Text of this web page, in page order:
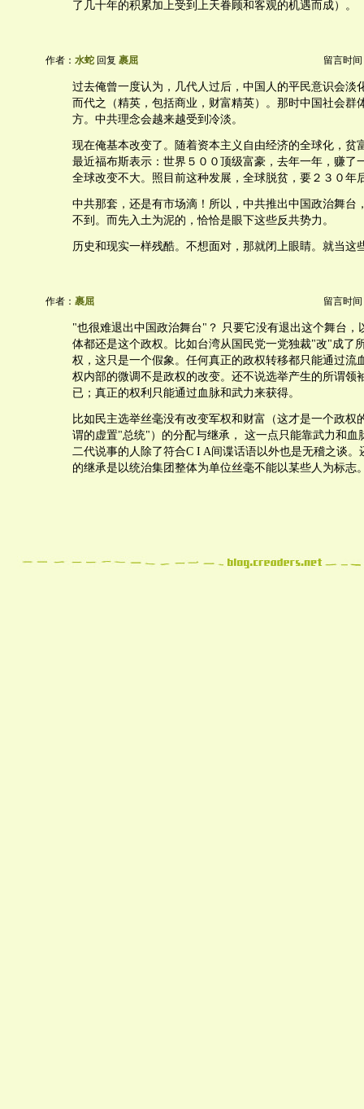
了几十年的积累加上受到上天眷顾和客观的机遇而成）。
作者： 水蛇 回复 裹屈 留言时间
过去俺曾一度认为，几代人过后，中国人的平民意识会淡
而代之（精英，包括商业，财富精英）。那时中国社会群
方。中共理念会越来越受到冷淡。
现在俺基本改变了。随着资本主义自由经济的全球化，贫
最近福布斯表示：世界５００顶级富豪，去年一年，赚了
全球改变不大。照目前这种发展，全球脱贫，要２３０年
中共那套，还是有市场滴！所以，中共推出中国政治舞台
不到。而先入土为泥的，恰恰是眼下这些反共势力。
历史和现实一样残酷。不想面对，那就闭上眼睛。就当这
作者： 裹屈 留言时间
"也很难退出中国政治舞台"？ 只要它没有退出这个舞台，
体都还是这个政权。比如台湾从国民党一党独裁"改"成了
权，这只是一个假象。任何真正的政权转移都只能通过流
权内部的微调不是政权的改变。还不说选举产生的所谓领
已；真正的权利只能通过血脉和武力来获得。
比如民主选举丝毫没有改变军权和财富（这才是一个政权
谓的虚置"总统"）的分配与继承， 这一点只能靠武力和血
二代说事的人除了符合C I A间谍话语以外也是无稽之谈。
的继承是以统治集团整体为单位丝毫不能以某些人为标志